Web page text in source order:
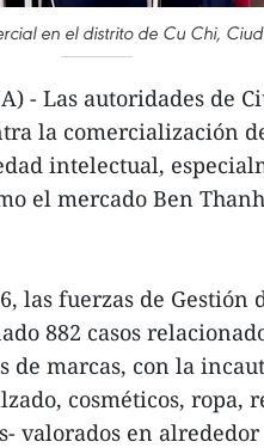
en el distrito de Cu Chi,
- Las autoridades de
la comercialización
intelectual,
el mercado Ben
las fuerzas de
882 casos
marcas, con la
cosméticos, ropa,
valorados en alrededor